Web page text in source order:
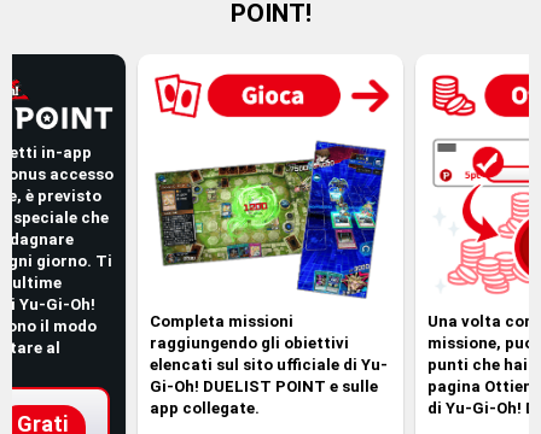
POINT!
in-app
accesso
è previsto
speciale che
giorno. Ti
ultime
Yu-Gi-Oh!
il modo
al
Grati
Completa missioni
raggiungendo gli obiettivi
elencati sul sito ufficiale di Yu-
Gi-Oh! DUELIST POINT e sulle
app collegate.
Una volta
missione,
punti che hai
pagina
di Yu-Gi-Oh!